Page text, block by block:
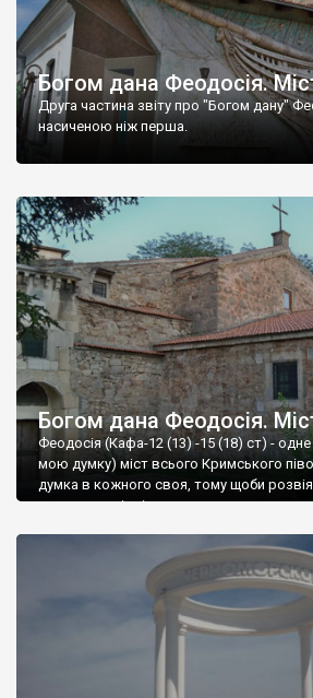
Богом дана Феодосія.
Друга частина звіту про "Богом дану"
насиченою ніж перша.
Богом дана Феодосія.
Феодосія (Кафа-12 (13) -15 (18) ст) - одне
мою думку) міст всього Кримського
думка в кожного своя, тому щоби
запрошую відвідати це